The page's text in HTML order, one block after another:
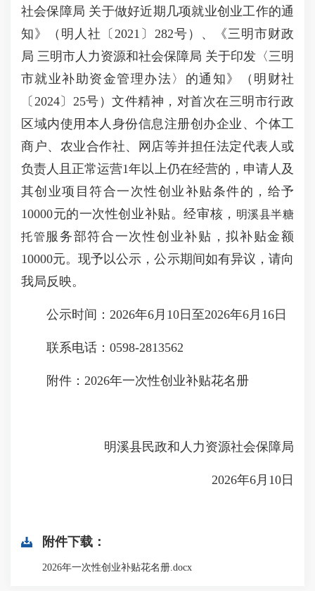
社会保障局 关于做好近期几项就业创业工作的通
知》（明人社〔2021〕282号）、《三明市财政
局 三明市人力资源和社会保障局 关于印发〈三明
市就业补助资金管理办法〉的通知》（明财社
〔2024〕25号）文件精神，对首次在三明市行政
区域内使用本人身份信息注册创办企业、个体工
商户、农业合作社、网店等并担任法定代表人或
负责人且正常运营1年以上仍在经营的，申请人及
其创业项目符合一次性创业补贴条件的，给予
10000元的一次性创业补贴。经审核， 明溪县半糖
托管 服务部符合一次性创业补贴，拟补贴金额
10000元。现予以公示，公示期间如有异议，请向
我局反映。
公示时间：2026年6月10日至2026年6月16日
联系电话：0598-2813562
附件：2026年一次性创业补贴花名册
明溪县民政和人力资源社会保障局
2026年6月10日
附件下载：
2026年一次性创业补贴花名册.docx